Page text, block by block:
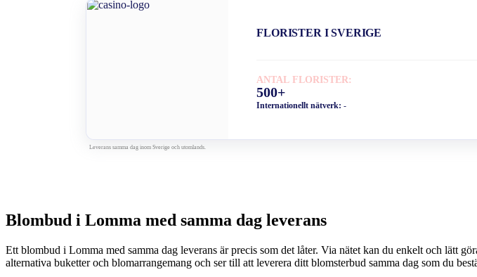
FLORISTER I SVERIGE
ANTAL FLORISTER:
500+
Internationellt nätverk:-
Leverans samma dag inom Sverige och utomlands.
Blombud i Lomma med samma dag leverans
Ett blombud i Lomma med samma dag leverans är precis som det låter. Via nätet kan du enkelt och lätt göra en
alternativa buketter och blomarrangemang och ser till att leverera ditt blomsterbud samma dag som du